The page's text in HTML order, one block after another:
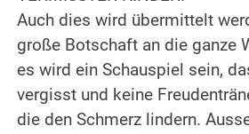
Auch dies wird übermittelt
große Botschaft an die ganze
es wird ein Schauspiel sein,
vergisst und keine
die den Schmerz lindern.